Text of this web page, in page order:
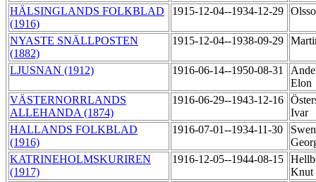
HÄLSINGLANDS FOLKBLAD
(1916)
1915-12-04--1934-12-29
NYASTE SNÄLLPOSTEN
(1882)
1915-12-04--1938-09-29
LJUSNAN (1912) 1916-06-14--1950-08-31
Elon
VÄSTERNORRLANDS
ALLEHANDA (1874)
1916-06-29--1943-12-16
Ivar
HALLANDS FOLKBLAD
(1916)
1916-07-01--1934-11-30
KATRINEHOLMSKURIREN
(1917)
1916-12-05--1944-08-15
Knut